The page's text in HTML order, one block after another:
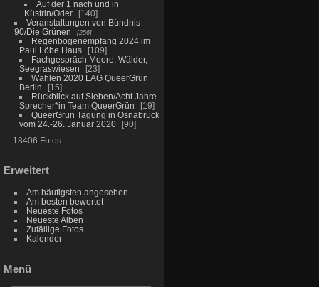
Auf der 1 nach und in
Küstrin/Oder
140
Veranstaltungen von Bündnis
90/Die Grünen
256
Regenbogenempfang 2024 im
Paul Löbe Haus
109
Fachgespräch Moore, Wälder,
Seegraswiesen
23
Wahlen 2020 LAG QueerGrün
Berlin
15
Rückblick auf Sieben/Acht Jahre
Sprecher*in Team QueerGrün
19
QueerGrün Tagung in Osnabrück
vom 24.-26. Januar 2020
90
18406 Fotos
Erweitert
Am häufigsten angesehen
Am besten bewertet
Neueste Fotos
Neueste Alben
Zufällige Fotos
Kalender
Menü